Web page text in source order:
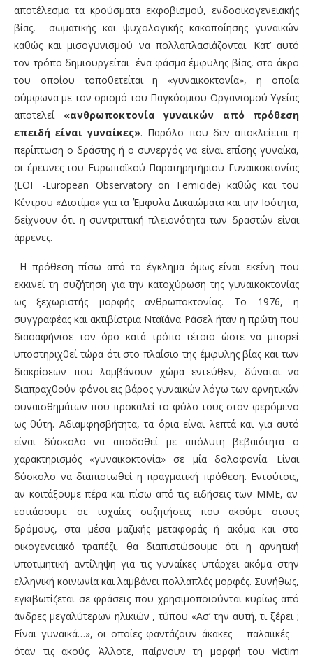
αποτέλεσμα τα κρούσματα εκφοβισμού, ενδοοικογενειακής
βίας, σωματικής και ψυχολογικής κακοποίησης γυναικών
καθώς και μισογυνισμού να πολλαπλασιάζονται. Κατ’ αυτό
τον τρόπο δημιουργείται ένα φάσμα έμφυλης βίας, στο άκρο
του οποίου τοποθετείται η «γυναικοκτονία», η οποία
σύμφωνα με τον ορισμό του Παγκόσμιου Οργανισμού Υγείας
αποτελεί «ανθρωποκτονία γυναικών από πρόθεση
επειδή είναι γυναίκες». Παρόλο που δεν αποκλείεται η
περίπτωση ο δράστης ή ο συνεργός να είναι επίσης γυναίκα,
οι έρευνες του Ευρωπαϊκού Παρατηρητήριου Γυναικοκτονίας
(EOF -European Observatory on Femicide) καθώς και του
Κέντρου «Διοτίμα» για τα Έμφυλα Δικαιώματα και την Ισότητα,
δείχνουν ότι η συντριπτική πλειονότητα των δραστών είναι
άρρενες.
Η πρόθεση πίσω από το έγκλημα όμως είναι εκείνη που
εκκινεί τη συζήτηση για την κατοχύρωση της γυναικοκτονίας
ως ξεχωριστής μορφής ανθρωποκτονίας. Το 1976, η
συγγραφέας και ακτιβίστρια Νταϊάνα Ράσελ ήταν η πρώτη που
διασαφήνισε τον όρο κατά τρόπο τέτοιο ώστε να μπορεί
υποστηριχθεί τώρα ότι στο πλαίσιο της έμφυλης βίας και των
διακρίσεων που λαμβάνουν χώρα εντεύθεν, δύναται να
διαπραχθούν φόνοι εις βάρος γυναικών λόγω των αρνητικών
συναισθημάτων που προκαλεί το φύλο τους στον φερόμενο
ως θύτη. Αδιαμφησβήτητα, τα όρια είναι λεπτά και για αυτό
είναι δύσκολο να αποδοθεί με απόλυτη βεβαιότητα ο
χαρακτηρισμός «γυναικοκτονία» σε μία δολοφονία. Είναι
δύσκολο να διαπιστωθεί η πραγματική πρόθεση. Εντούτοις,
αν κοιτάξουμε πέρα και πίσω από τις ειδήσεις των ΜΜΕ, αν
εστιάσουμε σε τυχαίες συζητήσεις που ακούμε στους
δρόμους, στα μέσα μαζικής μεταφοράς ή ακόμα και στο
οικογενειακό τραπέζι, θα διαπιστώσουμε ότι η αρνητική
υποτιμητική αντίληψη για τις γυναίκες υπάρχει ακόμα στην
ελληνική κοινωνία και λαμβάνει πολλαπλές μορφές. Συνήθως,
εγκιβωτίζεται σε φράσεις που χρησιμοποιούνται κυρίως από
άνδρες μεγαλύτερων ηλικιών , τύπου «Ασ’ την αυτή, τι ξέρει ;
Είναι γυναικά…», οι οποίες φαντάζουν άκακες – παλαιικές –
όταν τις ακούς. Άλλοτε, παίρνουν τη μορφή του victim